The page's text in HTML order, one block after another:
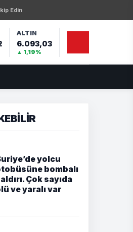
Edin
ALTIN
6.093,03
▲ 1,19%
yolcu
bombalı
Çok sayıda
ve yaralı var